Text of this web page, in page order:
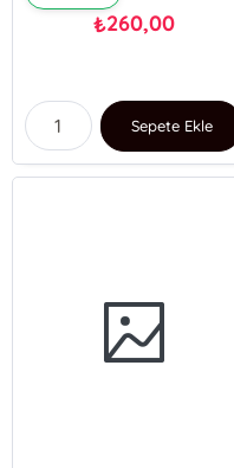
₺260,00
Sepete Ekle